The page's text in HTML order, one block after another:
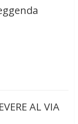
AL VIA